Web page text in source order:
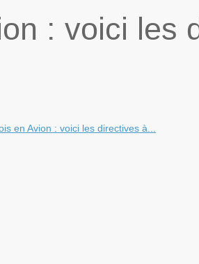
: voici les
en Avion : voici les directives à...